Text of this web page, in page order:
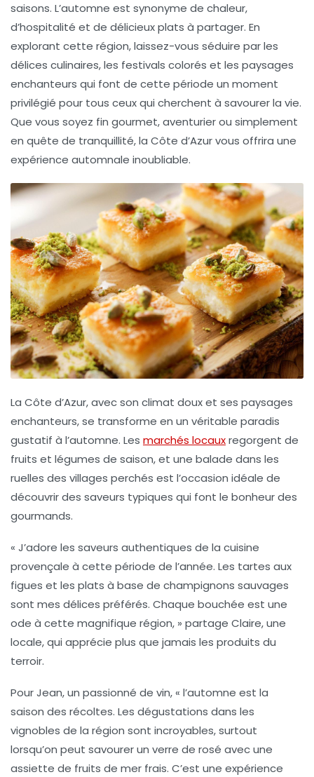
saisons. L’automne est synonyme de chaleur,
d’hospitalité et de délicieux plats à partager. En
explorant cette région, laissez-vous séduire par les
délices culinaires, les festivals colorés et les paysages
enchanteurs qui font de cette période un moment
privilégié pour tous ceux qui cherchent à savourer la vie.
Que vous soyez fin gourmet, aventurier ou simplement
en quête de tranquillité, la Côte d’Azur vous offrira une
expérience automnale inoubliable.
La Côte d’Azur, avec son climat doux et ses paysages
enchanteurs, se transforme en un véritable paradis
gustatif à l’automne. Les marchés locauxregorgent de
fruits et légumes de saison, et une balade dans les
ruelles des villages perchés est l’occasion idéale de
découvrir des saveurs typiques qui font le bonheur des
gourmands.
« J’adore les saveurs authentiques de la cuisine
provençale à cette période de l’année. Les tartes aux
figues et les plats à base de champignons sauvages
sont mes délices préférés. Chaque bouchée est une
ode à cette magnifique région, » partage Claire, une
locale, qui apprécie plus que jamais les produits du
terroir.
Pour Jean, un passionné de vin, « l’automne est la
saison des récoltes. Les dégustations dans les
vignobles de la région sont incroyables, surtout
lorsqu’on peut savourer un verre de rosé avec une
assiette de fruits de mer frais. C’est une expérience